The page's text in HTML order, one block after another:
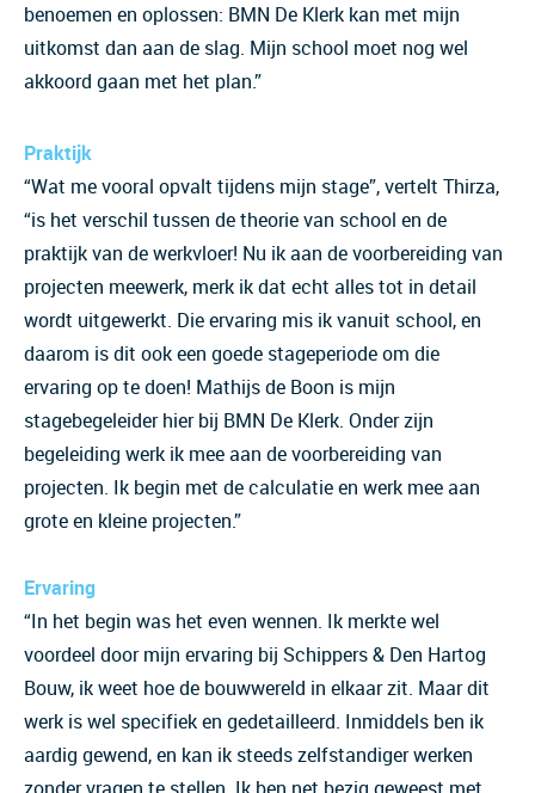
benoemen en oplossen: BMN De Klerk kan met mijn
uitkomst dan aan de slag. Mijn school moet nog wel
akkoord gaan met het plan.”
Praktijk
“Wat me vooral opvalt tijdens mijn stage”, vertelt Thirza,
“is het verschil tussen de theorie van school en de
praktijk van de werkvloer! Nu ik aan de voorbereiding van
projecten meewerk, merk ik dat echt alles tot in detail
wordt uitgewerkt. Die ervaring mis ik vanuit school, en
daarom is dit ook een goede stageperiode om die
ervaring op te doen! Mathijs de Boon is mijn
stagebegeleider hier bij BMN De Klerk. Onder zijn
begeleiding werk ik mee aan de voorbereiding van
projecten. Ik begin met de calculatie en werk mee aan
grote en kleine projecten.”
Ervaring
“In het begin was het even wennen. Ik merkte wel
voordeel door mijn ervaring bij Schippers & Den Hartog
Bouw, ik weet hoe de bouwwereld in elkaar zit. Maar dit
werk is wel specifiek en gedetailleerd. Inmiddels ben ik
aardig gewend, en kan ik steeds zelfstandiger werken